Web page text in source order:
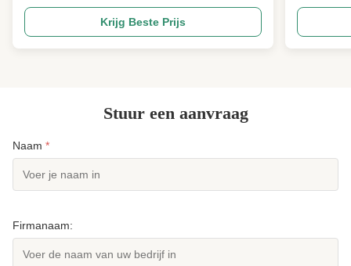
u. Beschikt over pin-type cold-feed-technologie voor
50% hogere output en 35% lager energieverbruik
vergeleken met traditionele extruders. ISO9001 &
Krijg Beste Prijs
van
zorgt voor
Stuur een aanvraag
Naam *
Firmanaam: